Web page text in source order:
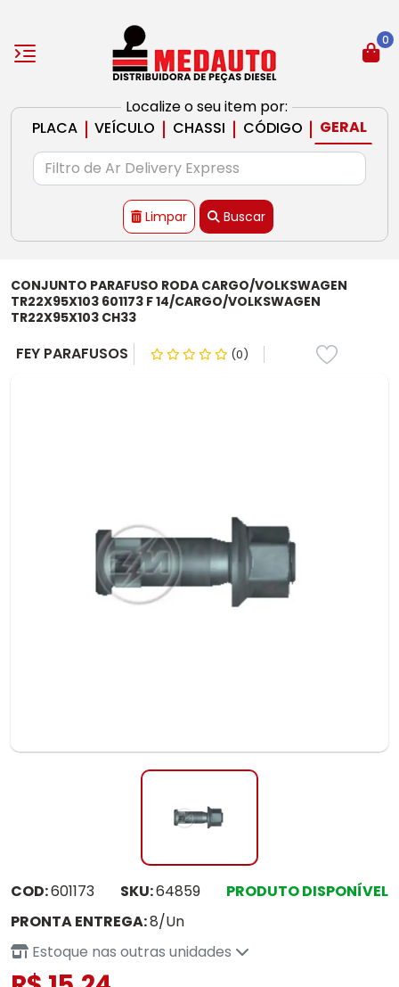
Localize o seu item por:
PLACA | VEÍCULO | CHASSI | CÓDIGO | GERAL
Limpar Buscar
0
CONJUNTO PARAFUSO RODA CARGO/VOLKSWAGEN
TR22X95X103 601173 F 14/CARGO/VOLKSWAGEN
TR22X95X103 CH33
FEY PARAFUSOS (0)
COD:601173 SKU:64859
PRODUTO DISPONÍVEL
PRONTA ENTREGA:8/Un
Estoque nas outras unidades